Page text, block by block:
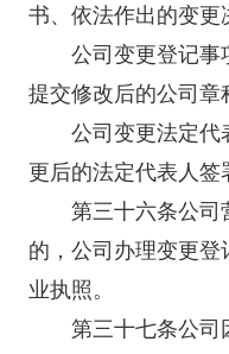
书、依法作出的变更
公司变更登记事
提交修改后的公司章
公司变更法定代
更后的法定代表人签
第三十六条公司
的，公司办理变更
业执照。
第三十七条公司